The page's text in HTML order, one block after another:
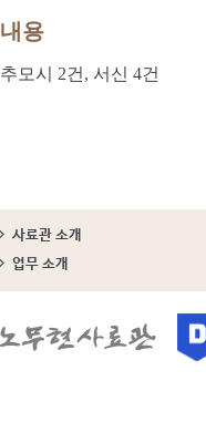
내용
추모시 2건, 서신 4건
사료관 소개
업무 소개